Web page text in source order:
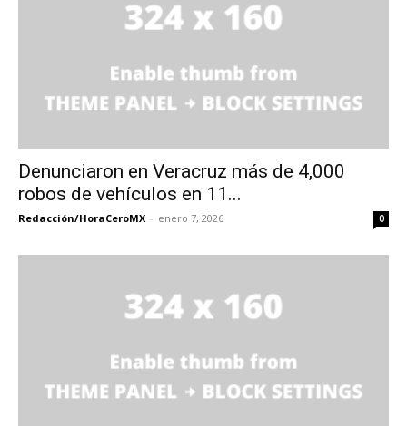
Denunciaron en Veracruz más de 4,000
robos de vehículos en 11...
Redacción/HoraCeroMX - enero 7, 2026 0